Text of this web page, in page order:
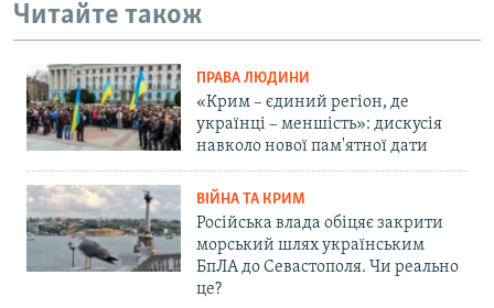
Читайте також
ПРАВА ЛЮДИНИ
«Крим – єдиний регіон, де
українці – меншість»: дискусія
навколо нової пам'ятної дати
ВІЙНА ТА КРИМ
Російська влада обіцяє закрити
морський шлях українським
БпЛА до Севастополя. Чи реально
це?